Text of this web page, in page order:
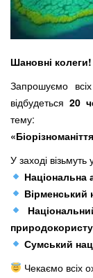
Шановні колеги!
Запрошуємо
відбудеться20
тему:
У заході візьмуть
Національна
Вірменський
Сумський
Чекаємо всіх